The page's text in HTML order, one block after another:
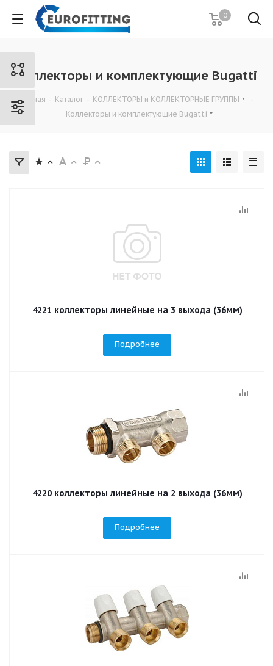
0
Коллекторы и комплектующие Bugatti
Главная - Каталог - КОЛЛЕКТОРЫ и КОЛЛЕКТОРНЫЕ ГРУППЫ
-
Коллекторы и комплектующие Bugatti
4221 коллекторы линейные на 3 выхода (36мм)
Подробнее
4220 коллекторы линейные на 2 выхода (36мм)
Подробнее